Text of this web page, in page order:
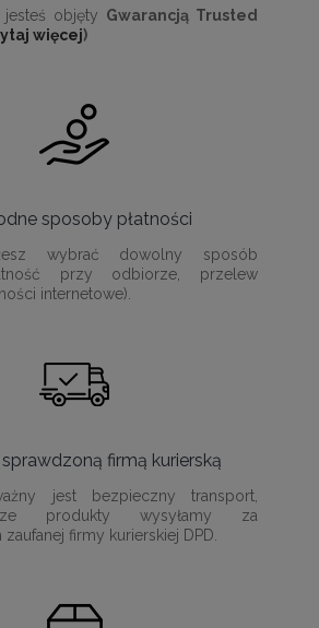
objęty Gwarancją Trusted
więcej)
sposoby płatności
wybrać dowolny sposób
przy odbiorze, przelew
internetowe).
firmą kurierską
jest bezpieczny transport,
produkty wysyłamy za
firmy kurierskiej DPD.